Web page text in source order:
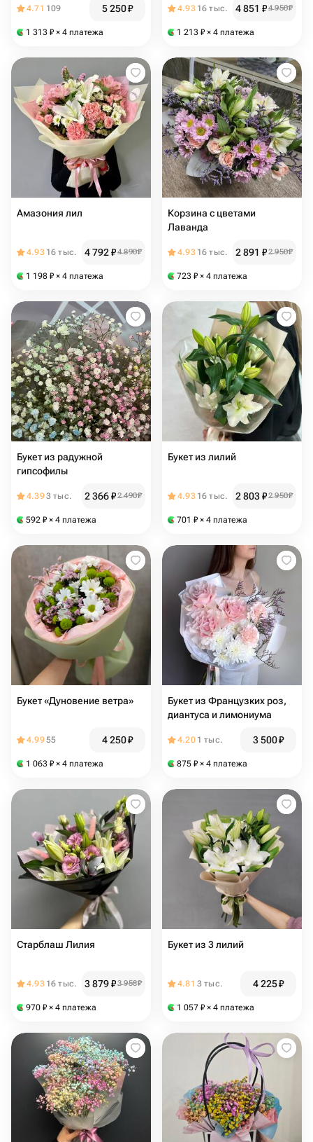
4.71 109 5 250₽
1 313 ₽ × 4 платежа
4.93 16 тыс. 4 851 ₽4 950₽
1 213 ₽ × 4 платежа
Амазония лил
4.93 16 тыс. 4 792₽4 890₽
1 198 ₽ × 4 платежа
Корзина с цветами
Лаванда
4.93 16 тыс. 2 891 ₽2 950₽
723 ₽ × 4 платежа
Букет из радужной
гипсофилы
4.393 тыс. 2 366₽2 490₽
592 ₽ × 4 платежа
Букет из лилий
4.93 16 тыс. 2 803₽2 950₽
701 ₽ × 4 платежа
Букет «Дуновение ветра»
4.9955 4 250₽
1 063 ₽ × 4 платежа
Букет из Французких роз,
диантуса и лимониума
4.20 1 тыс. 3 500₽
875 ₽ × 4 платежа
Старблаш Лилия
4.93 16 тыс. 3 879₽3 958₽
970 ₽ × 4 платежа
Букет из 3 лилий
4.81 3 тыс. 4 225₽
1 057 ₽ × 4 платежа